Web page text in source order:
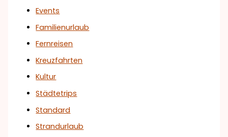
Events
Familienurlaub
Fernreisen
Kreuzfahrten
Kultur
Städtetrips
Standard
Strandurlaub